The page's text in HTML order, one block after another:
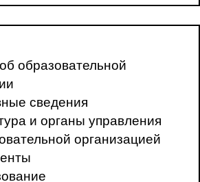
образовательной
сведения
и органы управления
организацией